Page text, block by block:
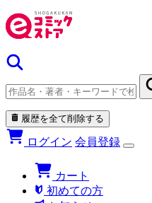
履歴を全て削除する
ログイン 会員登録
カート
初めての方